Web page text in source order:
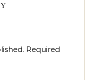
Required